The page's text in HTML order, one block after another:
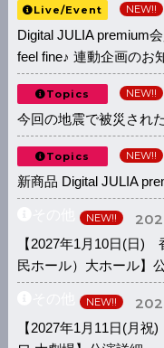
Live/Event NEW!!
Digital JULIA premium
feel fine♪ 連動企画のお
Topics NEW!!
今回の地震で被災され
Topics NEW!!
新商品 Digital JULIA
NEW!!
【2027年1月10日(日)
民ホール）大ホール】
NEW!!
【2027年1月11日(月